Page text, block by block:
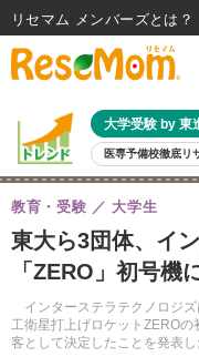
大学受験 by 東
医専予備校徹底リ
親子で考える大学選び 高校
共通テスト 夏休み
8月開催イベント・WS 全国
自由研究教材（小学生向け）
東大ら3団体、イ
「ZERO」初号機
インターステラテクノロジ
工衛星打上げロケットZERO
客として決定したことを発表
教育・受験 大学生
リセマム メンバーズ